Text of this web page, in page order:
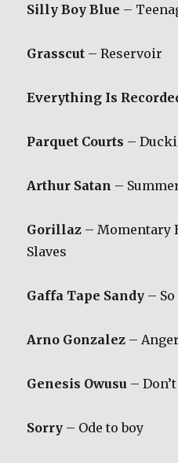
Silly Boy Blue –
Grasscut – Reservoir
Everything Is
Parquet Courts –
Arthur Satan –
Gorillaz – Momentary
Slaves
Gaffa Tape Sandy –
Arno Gonzalez –
Genesis Owusu –
Sorry – Ode to boy